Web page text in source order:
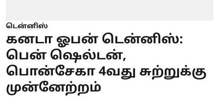
டென்னிஸ்
கனடா ஓபன் டென்னிஸ்:
பென் ஷெல்டன்,
பொன்சேகா 4வது சுற்றுக்கு
முன்னேற்றம்